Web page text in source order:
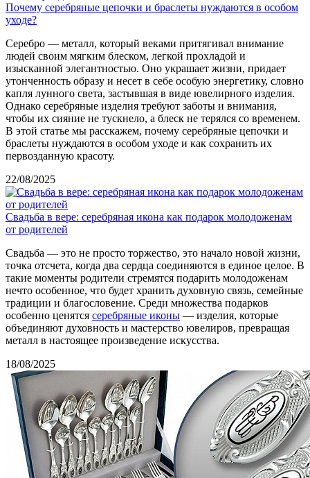
Почему серебряные цепочки и браслеты нуждаются в особом
уходе?
Серебро — металл, который веками притягивал внимание
людей своим мягким блеском, легкой прохладой и
изысканной элегантностью. Оно украшает жизни, придает
утонченность образу и несет в себе особую энергетику, словно
капля лунного света, застывшая в виде ювелирного изделия.
Однако серебряные изделия требуют заботы и внимания,
чтобы их сияние не тускнело, а блеск не терялся со временем.
В этой статье мы расскажем, почему серебряные цепочки и
браслеты нуждаются в особом уходе и как сохранить их
первозданную красоту.
22/08/2025
Свадьба в вере: серебряная икона как подарок молодоженам
от родителей
Свадьба — это не просто торжество, это начало новой жизни,
точка отсчета, когда два сердца соединяются в единое целое. В
такие моменты родители стремятся подарить молодоженам
нечто особенное, что будет хранить духовную связь, семейные
традиции и благословение. Среди множества подарков
особенно ценятся серебряные иконы — изделия, которые
объединяют духовность и мастерство ювелиров, превращая
металл в настоящее произведение искусства.
18/08/2025